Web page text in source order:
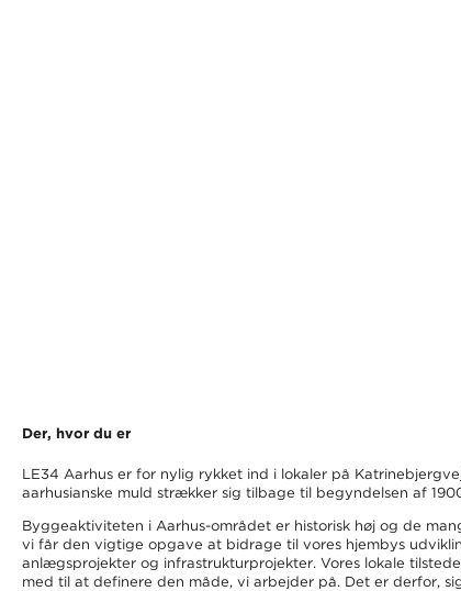
Der, hvor du er
LE34 Aarhus er for nylig rykket ind i lokaler på
aarhusianske muld strækker sig tilbage til begyndelsen af
Byggeaktiviteten i Aarhus-området er historisk høj og de
vi får den vigtige opgave at bidrage til vores hjembys
anlægsprojekter og infrastrukturprojekter. Vores lokale
med til at definere den måde, vi arbejder på. Det er derfor,